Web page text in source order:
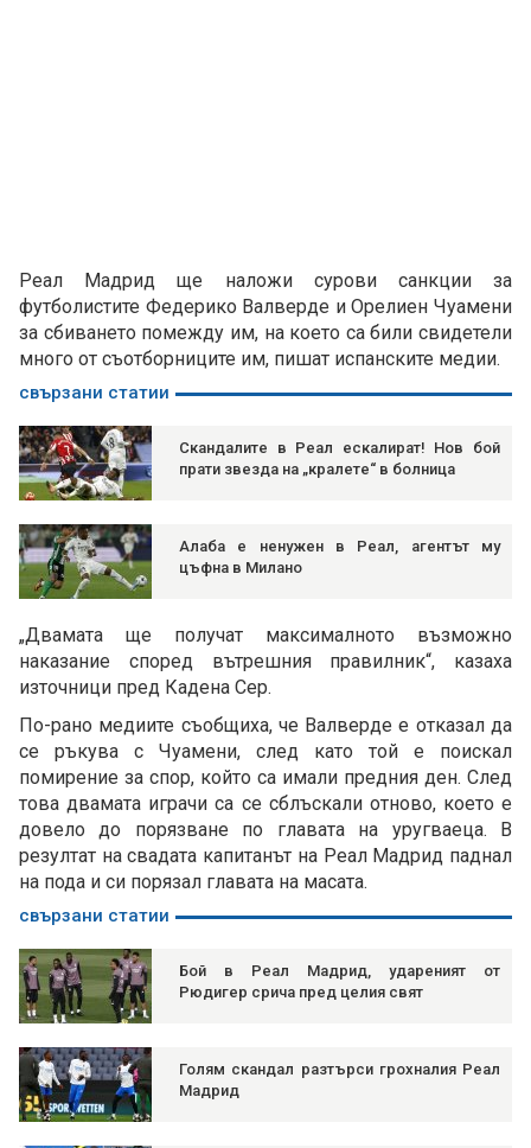
Реал Мадрид ще наложи сурови санкции за
футболистите Федерико Валверде и Орелиен Чуамени
за сбиването помежду им, на което са били свидетели
много от съотборниците им, пишат испанските медии.
свързани статии
Скандалите в Реал ескалират! Нов бой
прати звезда на „кралете“ в болница
Алаба е ненужен в Реал, агентът му
цъфна в Милано
„Двамата ще получат максималното възможно
наказание според вътрешния правилник“, казаха
източници пред Кадена Сер.
По-рано медиите съобщиха, че Валверде е отказал да
се ръкува с Чуамени, след като той е поискал
помирение за спор, който са имали предния ден. След
това двамата играчи са се сблъскали отново, което е
довело до порязване по главата на уругваеца. В
резултат на свадата капитанът на Реал Мадрид паднал
на пода и си порязал главата на масата.
свързани статии
Бой в Реал Мадрид, удареният от
Рюдигер срича пред целия свят
Голям скандал разтърси грохналия Реал
Мадрид